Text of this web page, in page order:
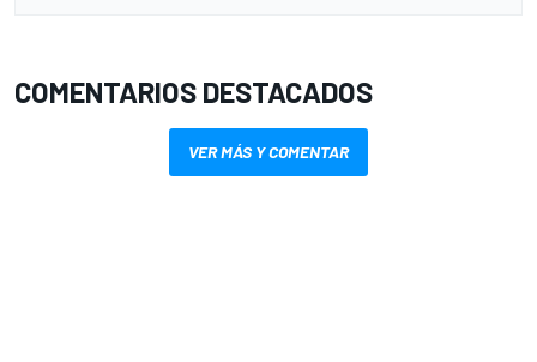
COMENTARIOS DESTACADOS
VER MÁS Y COMENTAR